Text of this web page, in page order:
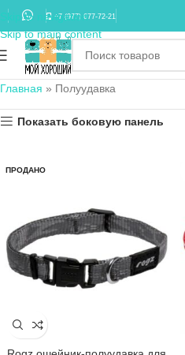
Skip to navigation
Skip to main content
+7 (977) 677-72-21
Главная » Полуудавка
Показать боковую панель
ПРОДАНО